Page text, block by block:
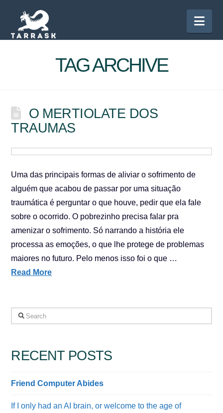
TAG ARCHIVE
O MERTIOLATE DOS
TRAUMAS
Uma das principais formas de aliviar o sofrimento de
alguém que acabou de passar por uma situação
traumática é perguntar o que houve, pedir que ela fale
sobre o ocorrido. O pobrezinho precisa falar pra
amenizar o sofrimento. Só narrando a história ele
processa as emoções, o que lhe protege de problemas
maiores no futuro. Pelo menos isso foi o que …
Read More
Search
RECENT POSTS
Friend Computer Abides
If I only had an AI brain, or welcome to the age of